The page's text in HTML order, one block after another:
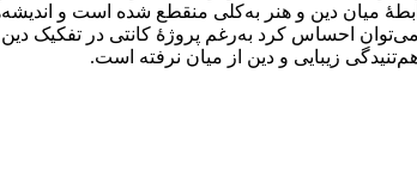
میان دین و هنر به‌کلی منقطع شده است و
می‌توان احساس کرد به‌‌رغم پروژۀ کانتی در تفکیک
زیبایی و دین از میان نرفته است.